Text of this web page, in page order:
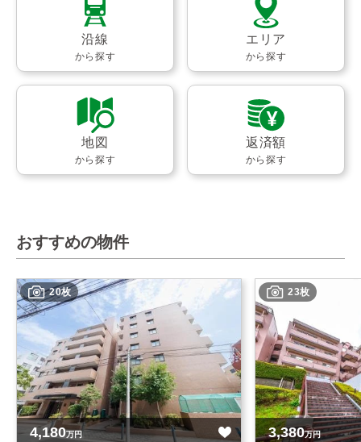
沿線
から探す
エリア
から探す
地図
から探す
返済額
から探す
おすすめの物件
20枚
4,180万円
23枚
3,380万円